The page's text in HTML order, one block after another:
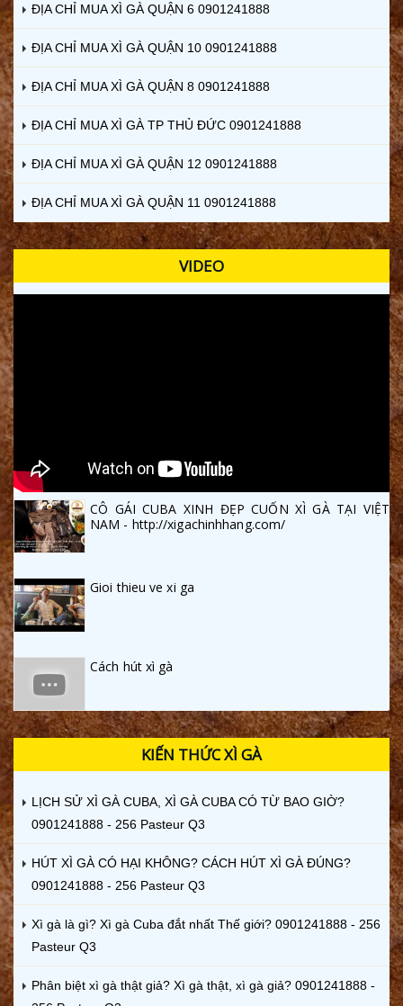
ĐỊA CHỈ MUA XÌ GÀ QUẬN 6 0901241888
ĐỊA CHỈ MUA XÌ GÀ QUẬN 10 0901241888
ĐỊA CHỈ MUA XÌ GÀ QUẬN 8 0901241888
ĐỊA CHỈ MUA XÌ GÀ TP THỦ ĐỨC 0901241888
ĐỊA CHỈ MUA XÌ GÀ QUẬN 12 0901241888
ĐỊA CHỈ MUA XÌ GÀ QUẬN 11 0901241888
VIDEO
CÔ GÁI CUBA XINH ĐẸP CUỐN XÌ GÀ TẠI VIỆT
NAM - http://xigachinhhang.com/
Gioi thieu ve xi ga
Cách hút xì gà
KIẾN THỨC XÌ GÀ
LỊCH SỬ XÌ GÀ CUBA, XÌ GÀ CUBA CÓ TỪ BAO GIỜ?
0901241888 - 256 Pasteur Q3
HÚT XÌ GÀ CÓ HẠI KHÔNG? CÁCH HÚT XÌ GÀ ĐÚNG?
0901241888 - 256 Pasteur Q3
Xì gà là gì? Xì gà Cuba đắt nhất Thế giới? 0901241888 - 256
Pasteur Q3
Phân biệt xì gà thật giả? Xì gà thật, xì gà giả? 0901241888 -